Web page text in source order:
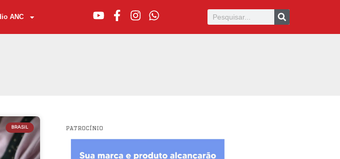
ANC
BRASIL PATROCÍNIO